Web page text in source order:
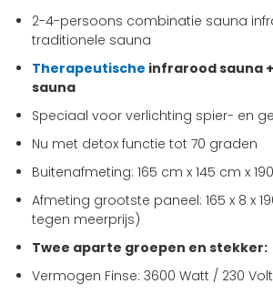
2-4-persoons combinatie sauna
traditionele sauna
Therapeutische infrarood sauna
sauna
Speciaal voor verlichting spier- en
Nu met detox functie tot 70 graden
Buitenafmeting: 165 cm x 145 cm x
Afmeting grootste paneel: 165 x 8 x
tegen meerprijs)
Twee aparte groepen en stekker:
Vermogen Finse: 3600 Watt / 230 Volt
van
gallerij